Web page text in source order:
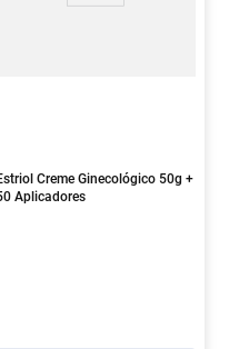
Creme Ginecológico 50g +
Aplicadores